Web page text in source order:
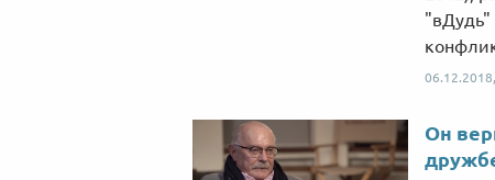
"вДудь"
06.12.2018,
Он